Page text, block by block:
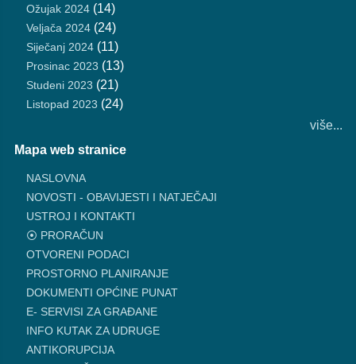
Ožujak 2024(14)
Veljača 2024(24)
Siječanj 2024(11)
Prosinac 2023 (13)
Studeni 2023 (21)
Listopad 2023 (24)
više...
Mapa web stranice
NASLOVNA
NOVOSTI - OBAVIJESTI I NATJEČAJI
USTROJ I KONTAKTI
⦿ PRORAČUN
OTVORENI PODACI
PROSTORNO PLANIRANJE
DOKUMENTI OPĆINE PUNAT
E- SERVISI ZA GRAĐANE
INFO KUTAK ZA UDRUGE
ANTIKORUPCIJA